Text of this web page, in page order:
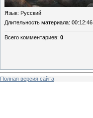
Язык: Русский
Длительность материала: 00:12:46
Всего комментариев: 0
Полная версия сайта